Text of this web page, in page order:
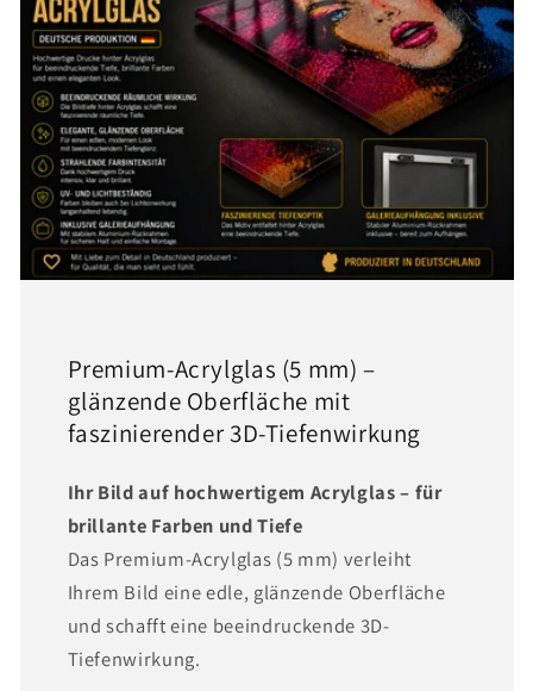
Premium-Acrylglas (5 mm) –
glänzende Oberfläche mit
faszinierender 3D-Tiefenwirkung
Ihr Bild auf hochwertigem Acrylglas – für
brillante Farben und Tiefe
Das Premium-Acrylglas (5 mm) verleiht
Ihrem Bild eine edle, glänzende Oberfläche
und schafft eine beeindruckende 3D-
Tiefenwirkung.